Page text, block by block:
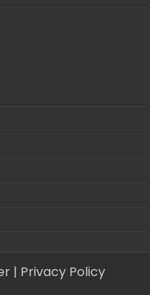
| Privacy Policy